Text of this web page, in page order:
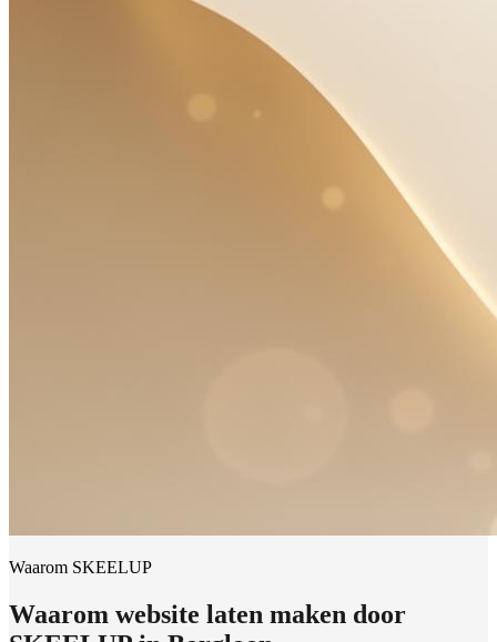
Waarom SKEELUP
Waarom website laten maken door